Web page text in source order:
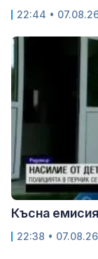
22:44 •
Късна емисия
22:38 • 07.08.26